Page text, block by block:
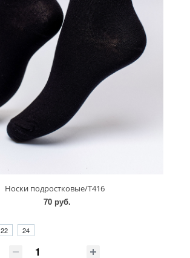
Носки подростковые/T416
70 руб.
22 24